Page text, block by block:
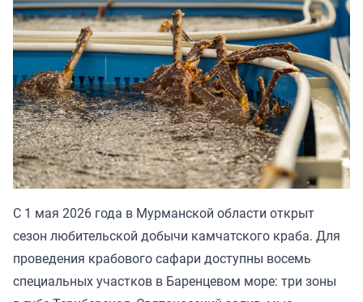
С 1 мая 2026 года в Мурманской области открыт
сезон любительской добычи камчатского краба. Для
проведения крабового сафари доступны восемь
специальных участков в Баренцевом море: три зоны